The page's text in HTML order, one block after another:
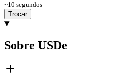
~10 segundos
Trocar
Sobre USDe